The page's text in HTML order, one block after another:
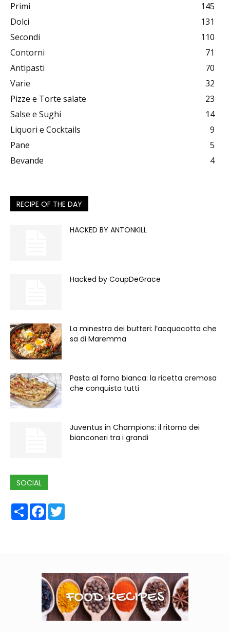
Primi
145
Dolci
131
Secondi
110
Contorni
71
Antipasti
70
Varie
32
Pizze e Torte salate
23
Salse e Sughi
14
Liquori e Cocktails
9
Pane
5
Bevande
4
RECIPE OF THE DAY
HACKED BY ANTONKILL
Hacked by CoupDeGrace
La minestra dei butteri: l’acquacotta che
sa di Maremma
Pasta al forno bianca: la ricetta cremosa
che conquista tutti
Juventus in Champions: il ritorno dei
bianconeri tra i grandi
SOCIAL
ShareFacebook